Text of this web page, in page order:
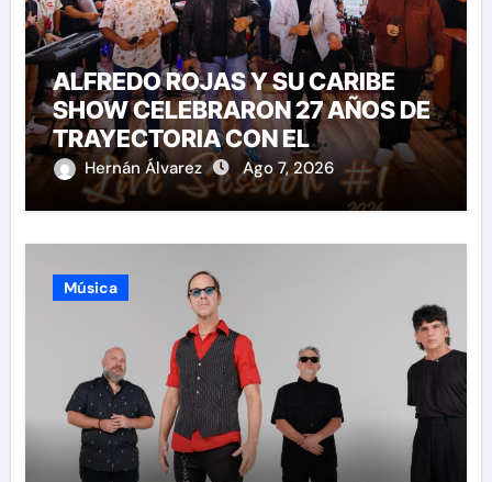
ALFREDO ROJAS Y SU CARIBE
SHOW CELEBRARON 27 AÑOS DE
TRAYECTORIA CON EL
LANZAMIENTO MUNDIAL DE SU
«LIVE SESSION #1»
Hernán Álvarez Ago 7, 2026
Música